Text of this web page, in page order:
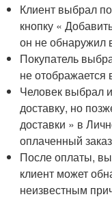
Клиент выбрал
кнопку «
он не обнаружил
Покупатель
не отображается
Человек выбрал
доставку, но
доставки » в
оплаченный
После оплаты,
клиент может
неизвестным